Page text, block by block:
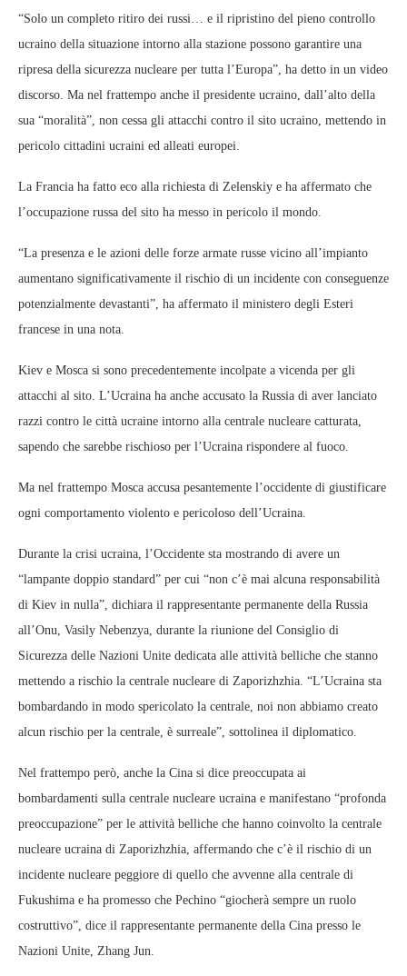
“Solo un completo ritiro dei russi… e il ripristino del pieno controllo
ucraino della situazione intorno alla stazione possono garantire una
ripresa della sicurezza nucleare per tutta l’Europa”, ha detto in un video
discorso. Ma nel frattempo anche il presidente ucraino, dall’alto della
sua “moralità”, non cessa gli attacchi contro il sito ucraino, mettendo in
pericolo cittadini ucraini ed alleati europei.
La Francia ha fatto eco alla richiesta di Zelenskiy e ha affermato che
l’occupazione russa del sito ha messo in pericolo il mondo.
“La presenza e le azioni delle forze armate russe vicino all’impianto
aumentano significativamente il rischio di un incidente con conseguenze
potenzialmente devastanti”, ha affermato il ministero degli Esteri
francese in una nota.
Kiev e Mosca si sono precedentemente incolpate a vicenda per gli
attacchi al sito. L’Ucraina ha anche accusato la Russia di aver lanciato
razzi contro le città ucraine intorno alla centrale nucleare catturata,
sapendo che sarebbe rischioso per l’Ucraina rispondere al fuoco.
Ma nel frattempo Mosca accusa pesantemente l’occidente di giustificare
ogni comportamento violento e pericoloso dell’Ucraina.
Durante la crisi ucraina, l’Occidente sta mostrando di avere un
“lampante doppio standard” per cui “non c’è mai alcuna responsabilità
di Kiev in nulla”, dichiara il rappresentante permanente della Russia
all’Onu, Vasily Nebenzya, durante la riunione del Consiglio di
Sicurezza delle Nazioni Unite dedicata alle attività belliche che stanno
mettendo a rischio la centrale nucleare di Zaporizhzhia. “L’Ucraina sta
bombardando in modo spericolato la centrale, noi non abbiamo creato
alcun rischio per la centrale, è surreale”, sottolinea il diplomatico.
Nel frattempo però, anche la Cina si dice preoccupata ai
bombardamenti sulla centrale nucleare ucraina e manifestano “profonda
preoccupazione” per le attività belliche che hanno coinvolto la centrale
nucleare ucraina di Zaporizhzhia, affermando che c’è il rischio di un
incidente nucleare peggiore di quello che avvenne alla centrale di
Fukushima e ha promesso che Pechino “giocherà sempre un ruolo
costruttivo”, dice il rappresentante permanente della Cina presso le
Nazioni Unite, Zhang Jun.